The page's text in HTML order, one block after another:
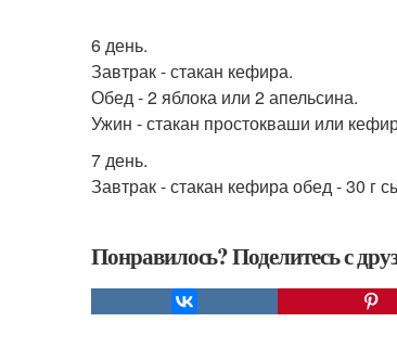
6 день.
Завтрак - стакан кефира.
Обед - 2 яблока или 2 апельсина.
Ужин - стакан простокваши или
7 день.
Завтрак - стакан кефира обед - 30 г
Понравилось? Поделитесь с